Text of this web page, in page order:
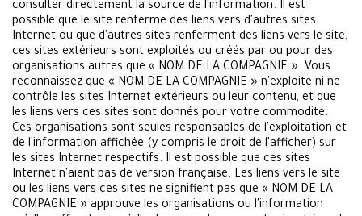
consulter directement la source de l'information. Il est
possible que le site renferme des liens vers d'autres sites
Internet ou que d'autres sites renferment des liens vers le site;
ces sites extérieurs sont exploités ou créés par ou pour des
organisations autres que « NOM DE LA COMPAGNIE ». Vous
reconnaissez que « NOM DE LA COMPAGNIE » n'exploite ni ne
contrôle les sites Internet extérieurs ou leur contenu, et que
les liens vers ces sites sont donnés pour votre commodité.
Ces organisations sont seules responsables de l'exploitation et
de l'information affichée (y compris le droit de l'afficher) sur
les sites Internet respectifs. Il est possible que ces sites
Internet n'aient pas de version française. Les liens vers le site
ou les liens vers ces sites ne signifient pas que « NOM DE LA
COMPAGNIE » approuve les organisations ou l'information